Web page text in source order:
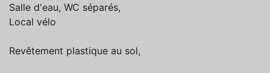
Salle d'eau, WC séparés,
Local vélo
Revêtement plastique au sol,